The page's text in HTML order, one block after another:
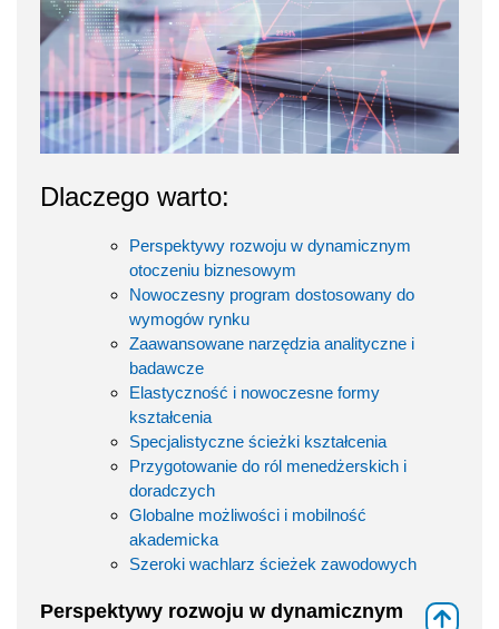
Dlaczego warto:
Perspektywy rozwoju w dynamicznym
otoczeniu biznesowym
Nowoczesny program dostosowany do
wymogów rynku
Zaawansowane narzędzia analityczne i
badawcze
Elastyczność i nowoczesne formy
kształcenia
Specjalistyczne ścieżki kształcenia
Przygotowanie do ról menedżerskich i
doradczych
Globalne możliwości i mobilność
akademicka
Szeroki wachlarz ścieżek zawodowych
Perspektywy rozwoju w dynamicznym